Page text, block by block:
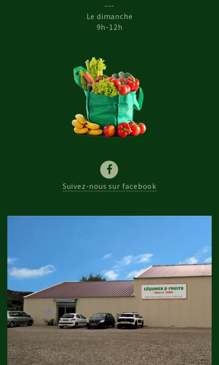
---
Le dimanche
9h-12h
Suivez-nous sur facebook